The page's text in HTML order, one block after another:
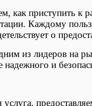
как приступить к
Каждому
о
из лидеров на
надежного и